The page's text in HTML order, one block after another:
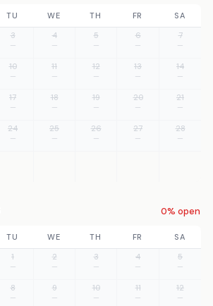
TU WE TH FR
SA
3
—
4
—
5
—
6
—
7
—
10
—
11
—
12
—
13
—
14
—
17
—
18
—
19
—
20
—
21
—
24
—
25
—
26
—
27
—
28
—
0% open
TU WE TH FR
SA
1
—
2
—
3
—
4
—
5
—
8
—
9
—
10
—
11
—
12
—